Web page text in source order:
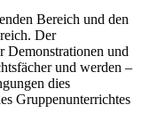
Bereich und den
Der
Demonstrationen und
und werden –
dies
Gruppenunterrichtes